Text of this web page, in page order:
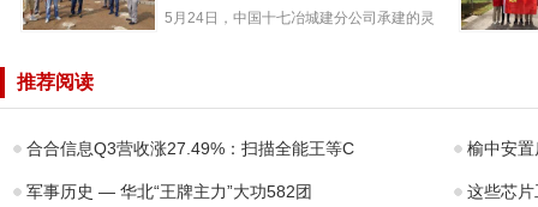
体系
资源化利用项目
5月24日，中国十七冶城建分公司承建的灵
推荐阅读
合合信息Q3营收涨27.49%：扫描全能王等C 榆中安置
军事历史 — 华北“王牌主力”大功582团 这些芯